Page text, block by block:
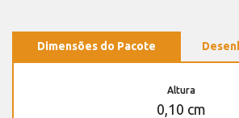
Dimensões do Pacote
Altura
0,10 cm